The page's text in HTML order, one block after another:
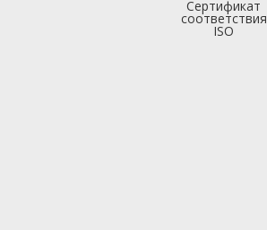
Сертификат
соответствия
ISO